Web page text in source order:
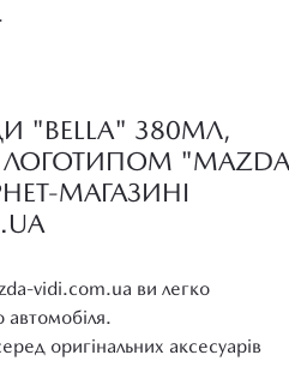
"BELLA" 380МЛ,
ЛОГОТИПОМ
МАГАЗИНІ
vidi.com.ua ви легко
автомобіля.
оригінальних аксесуарів